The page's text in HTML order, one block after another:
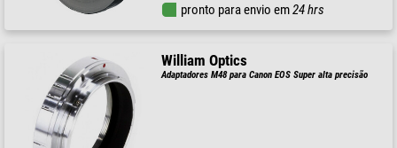
pronto para envio em24 hrs
William Optics
Adaptadores M48 para Canon EOS Super alta precisão